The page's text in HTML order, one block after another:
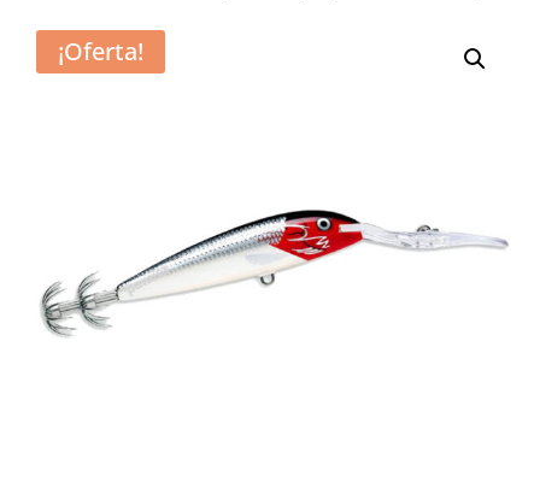
¡Oferta!